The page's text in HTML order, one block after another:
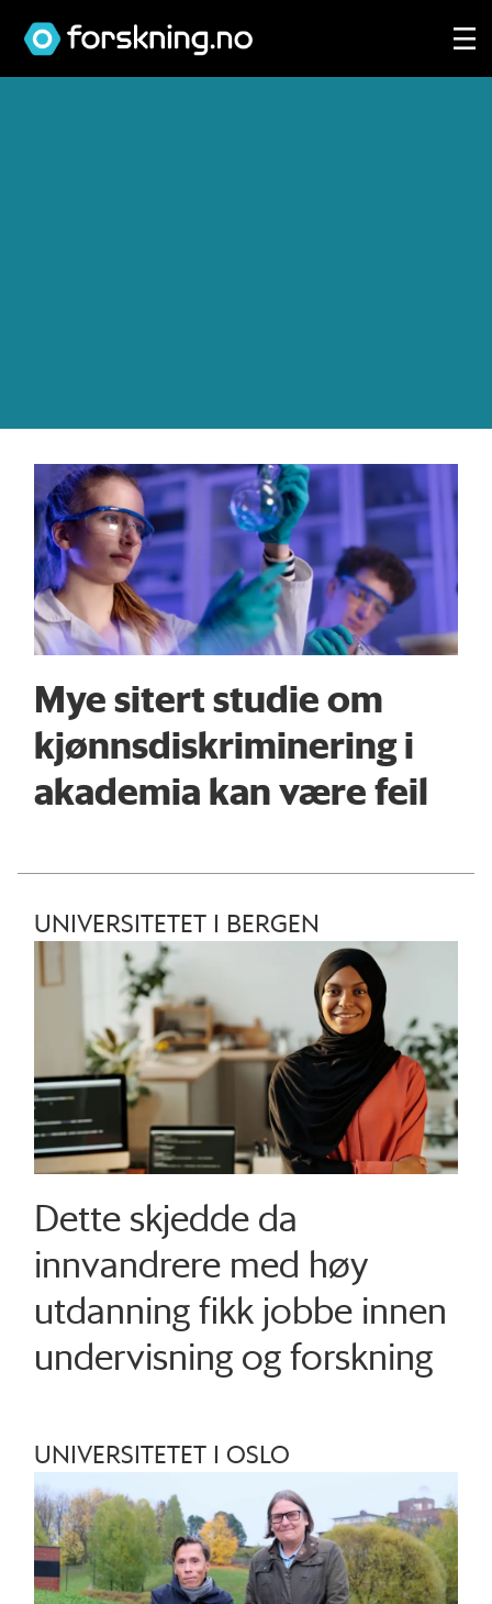
Mye sitert studie om
kjønnsdiskriminering i
akademia kan være feil
UNIVERSITETET I BERGEN
Dette skjedde da
innvandrere med høy
utdanning fikk jobbe innen
undervisning og forskning
UNIVERSITETET I OSLO